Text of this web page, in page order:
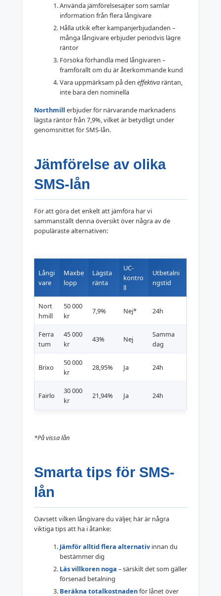
Använda jämförelsesajter som samlar
information från flera långivare
Hålla utkik efter kampanjerbjudanden –
många långivare erbjuder periodvis lägre
räntor
Försöka förhandla med långivaren –
framförallt om du är återkommande kund
Vara uppmärksam på den effektiva räntan,
inte bara den nominella
Northmill erbjuder för närvarande marknadens
lägsta räntor från 7,9%, vilket är betydligt under
genomsnittet för SMS-lån.
Jämförelse av olika
SMS-lån
För att göra det enkelt att jämföra har vi
sammanställt denna översikt över några av de
populäraste alternativen:
Långi
vare
Maxbe
lopp
Lägsta
ränta
UC-
kontro
ll
Utbetalni
ngstid
Nort
hmill
50 000
kr
7,9% Nej* 24h
Ferra
tum
45 000
kr
43% Nej
Samma
dag
Brixo
50 000
kr
28,95% Ja 24h
Fairlo
30 000
kr
21,94% Ja 24h
*På vissa lån
Smarta tips för SMS-
lån
Oavsett vilken långivare du väljer, här är några
viktiga tips att ha i åtanke:
Jämför alltid flera alternativinnan du
bestämmer dig
Läs villkoren noga – särskilt det som gäller
försenad betalning
Beräkna totalkostnadenför lånet över